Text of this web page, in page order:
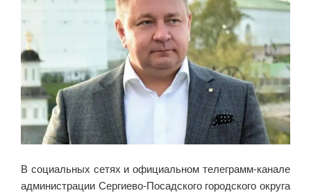
В социальных сетях и официальном телеграмм-канале
администрации Сергиево-Посадского городского округа